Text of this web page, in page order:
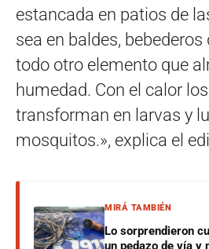
estancada en patios de
sea en baldes,
todo otro elemento que
humedad. Con el calor
transforman en larvas y
mosquitos.», explica el
MIRÁ TAMBIÉN
Lo sorprendieron
un pedazo de vía y